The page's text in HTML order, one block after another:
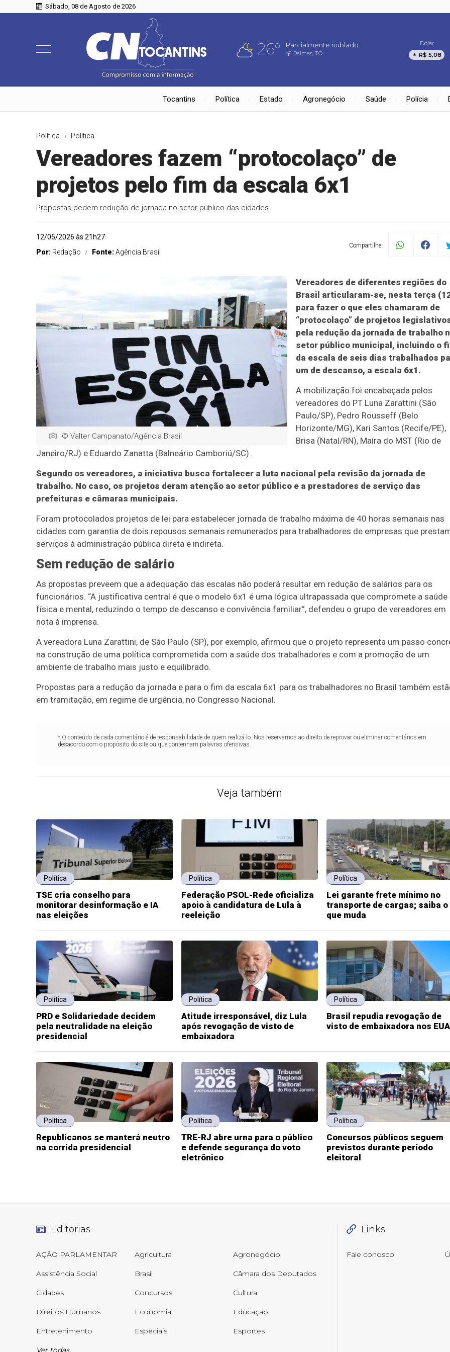
Sábado, 08 de Agosto de 2026
26° Parcialmente nublado
Palmas, TO
Dólar
R$ 5,08
Tocantins Política Estado Agronegócio Saúde Polícia
Política Política
Vereadores fazem “protocolaço” de
projetos pelo fim da escala 6x1
Propostas pedem redução de jornada no setor público das cidades
12/05/2026 às 21h27
Por: Redação Fonte:Agência Brasil
Compartilhe:
© Valter Campanato/Agência Brasil
Vereadores de diferentes regiões do
Brasil articularam-se, nesta terça
para fazer o que eles chamaram de
“protocolaço” de projetos
pela redução da jornada de trabalho
setor público municipal, incluindo o
da escala de seis dias trabalhados
um de descanso, a escala 6x1.
A mobilização foi encabeçada pelos
vereadores do PT Luna Zarattini (São
Paulo/SP), Pedro Rousseff (Belo
Horizonte/MG), Kari Santos (Recife/PE),
Brisa (Natal/RN), Maíra do MST (Rio de
Janeiro/RJ) e Eduardo Zanatta (Balneário Camboriú/SC).
Segundo os vereadores, a iniciativa busca fortalecer a luta nacional pela revisão da jornada de
trabalho. No caso, os projetos deram atenção ao setor público e a prestadores de serviço das
prefeituras e câmaras municipais.
Foram protocolados projetos de lei para estabelecer jornada de trabalho máxima de 40 horas semanais nas
cidades com garantia de dois repousos semanais remunerados para trabalhadores de empresas que
serviços à administração pública direta e indireta.
Sem redução de salário
As propostas preveem que a adequação das escalas não poderá resultar em redução de salários para os
funcionários. “A justificativa central é que o modelo 6x1 é uma lógica ultrapassada que compromete a saúde
física e mental, reduzindo o tempo de descanso e convivência familiar”, defendeu o grupo de vereadores em
nota à imprensa.
A vereadora Luna Zarattini, de São Paulo (SP), por exemplo, afirmou que o projeto representa um passo
na construção de uma política comprometida com a saúde dos trabalhadores e com a promoção de um
ambiente de trabalho mais justo e equilibrado.
Propostas para a redução da jornada e para o fim da escala 6x1 para os trabalhadores no Brasil também
em tramitação, em regime de urgência, no Congresso Nacional.
* O conteúdo de cada comentário é de responsabilidade de quem realizá-lo. Nos reservamos ao direito de reprovar ou eliminar comentários em
desacordo com o propósito do site ou que contenham palavras ofensivas.
Veja também
Política
TSE cria conselho para
monitorar desinformação e IA
nas eleições
Política
Federação PSOL-Rede oficializa
apoio à candidatura de Lula à
reeleição
Política
Lei garante frete mínimo no
transporte de cargas; saiba o
que muda
Política
PRD e Solidariedade decidem
pela neutralidade na eleição
presidencial
Política
Atitude irresponsável, diz Lula
após revogação de visto de
embaixadora
Política
Brasil repudia revogação de
visto de embaixadora nos EUA
Política
Republicanos se manterá neutro
na corrida presidencial
Política
TRE-RJ abre urna para o público
e defende segurança do voto
eletrônico
Política
Concursos públicos seguem
previstos durante período
eleitoral
Editorias
AÇÃO PARLAMENTAR Agricultura Agronegócio
Assistência Social Brasil Câmara dos Deputados
Cidades Concursos Cultura
Direitos Humanos Economia Educação
Entretenimento Especiais Esportes
Ver todas
Links
Fale conosco